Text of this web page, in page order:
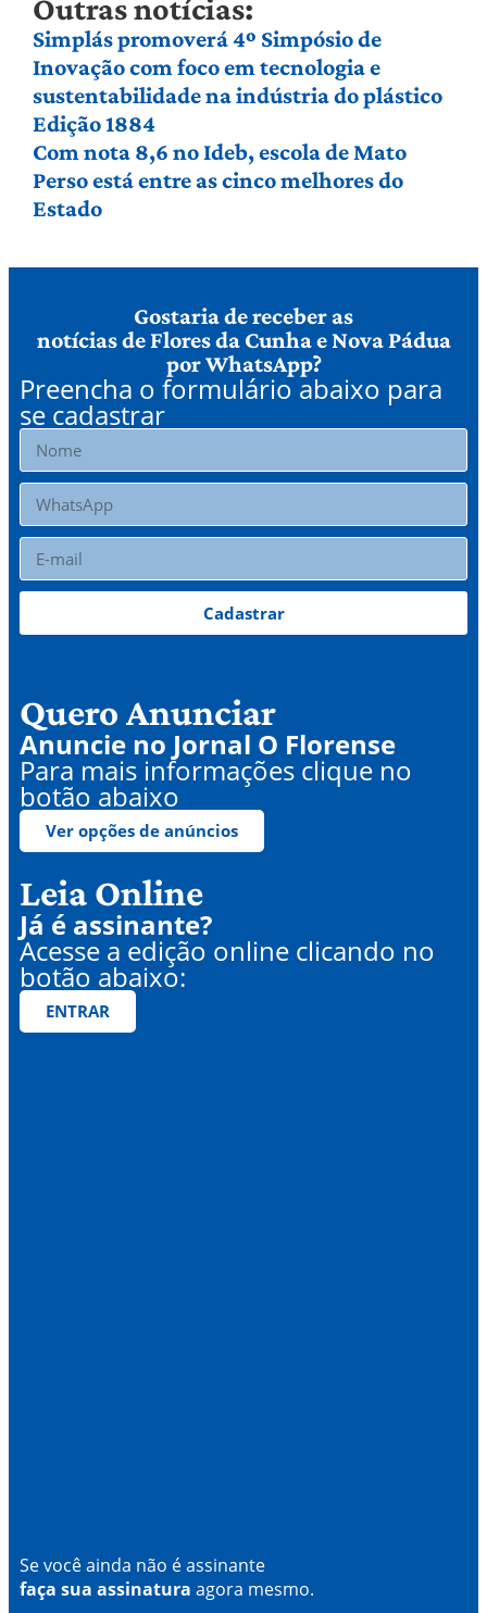
Outras notícias:
Simplás promoverá 4º Simpósio de
Inovação com foco em tecnologia e
sustentabilidade na indústria do plástico
Edição 1884
Com nota 8,6 no Ideb, escola de Mato
Perso está entre as cinco melhores do
Estado
Gostaria de receber as
notícias de Flores da Cunha e Nova Pádua
por WhatsApp?
Preencha o formulário abaixo para
se cadastrar
Cadastrar
Quero Anunciar
Anuncie no Jornal O Florense
Para mais informações clique no
botão abaixo
Ver opções de anúncios
Leia Online
Já é assinante?
Acesse a edição online clicando no
botão abaixo:
ENTRAR
Se você ainda não é assinante
faça sua assinatura agora mesmo.